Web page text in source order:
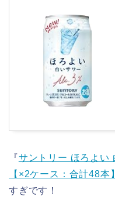
『サントリー ほろよい
【×2ケース：合計48本】
すぎです！